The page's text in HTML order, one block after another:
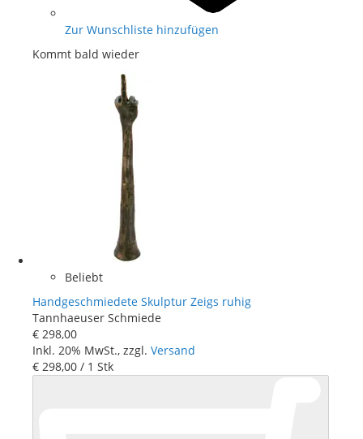
Zur Wunschliste hinzufügen
Kommt bald wieder
Beliebt
Handgeschmiedete Skulptur Zeigs ruhig
Tannhaeuser Schmiede
€ 298,00
Inkl. 20% MwSt., zzgl. Versand
€ 298,00 / 1 Stk